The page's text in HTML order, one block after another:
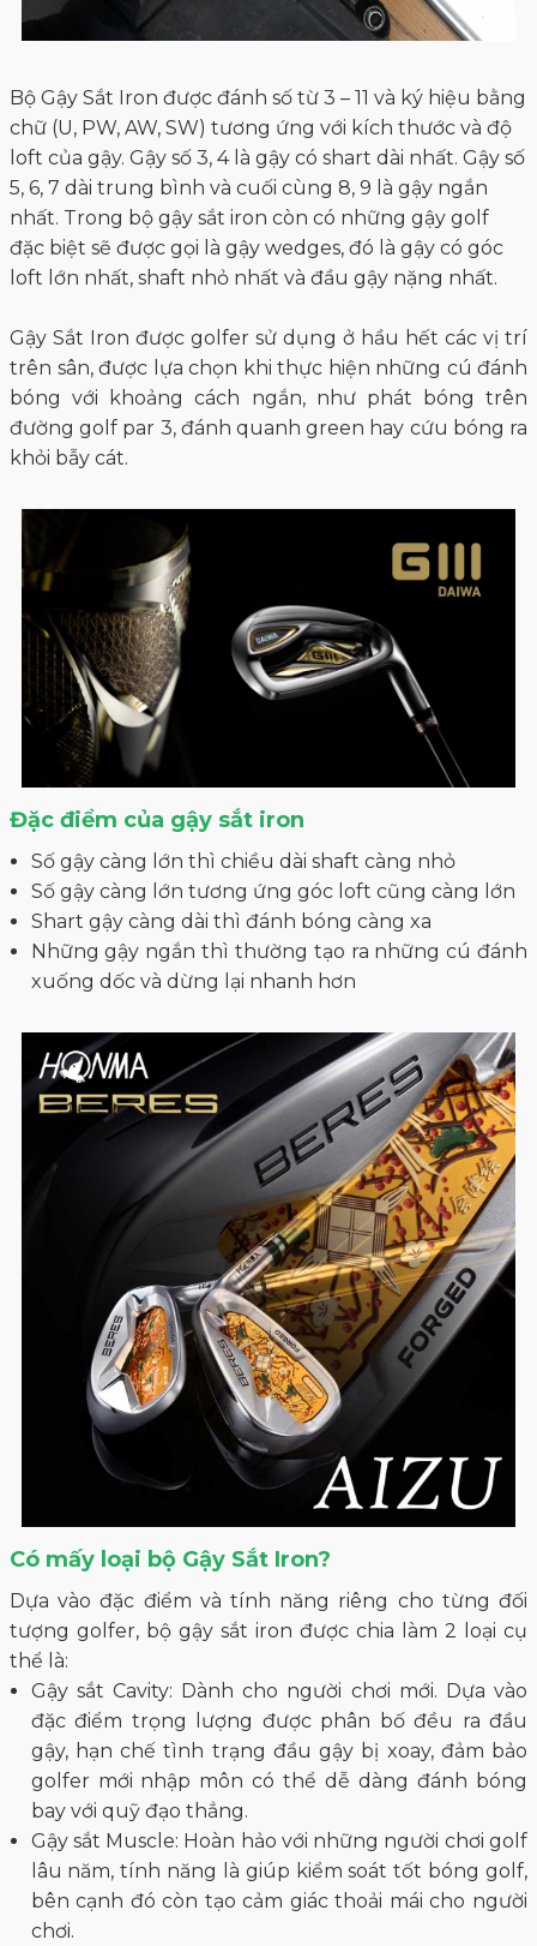
Bộ Gậy Sắt Iron được đánh số từ 3 – 11 và ký hiệu bằng
chữ (U, PW, AW, SW) tương ứng với kích thước và độ
loft của gậy. Gậy số 3, 4 là gậy có shart dài nhất. Gậy số
5, 6, 7 dài trung bình và cuối cùng 8, 9 là gậy ngắn
nhất. Trong bộ gậy sắt iron còn có những gậy golf
đặc biệt sẽ được gọi là gậy wedges, đó là gậy có góc
loft lớn nhất, shaft nhỏ nhất và đầu gậy nặng nhất.
Gậy Sắt Iron được golfer sử dụng ở hầu hết các vị trí
trên sân, được lựa chọn khi thực hiện những cú đánh
bóng với khoảng cách ngắn, như phát bóng trên
đường golf par 3, đánh quanh green hay cứu bóng ra
khỏi bẫy cát.
Đặc điểm của gậy sắt iron
Số gậy càng lớn thì chiều dài shaft càng nhỏ
Số gậy càng lớn tương ứng góc loft cũng càng lớn
Shart gậy càng dài thì đánh bóng càng xa
Những gậy ngắn thì thường tạo ra những cú đánh
xuống dốc và dừng lại nhanh hơn
Có mấy loại bộ Gậy Sắt Iron?
Dựa vào đặc điểm và tính năng riêng cho từng đối
tượng golfer, bộ gậy sắt iron được chia làm 2 loại cụ
thể là:
Gậy sắt Cavity: Dành cho người chơi mới. Dựa vào
đặc điểm trọng lượng được phân bố đều ra đầu
gậy, hạn chế tình trạng đầu gậy bị xoay, đảm bảo
golfer mới nhập môn có thể dễ dàng đánh bóng
bay với quỹ đạo thẳng.
Gậy sắt Muscle: Hoàn hảo với những người chơi golf
lâu năm, tính năng là giúp kiểm soát tốt bóng golf,
bên cạnh đó còn tạo cảm giác thoải mái cho người
chơi.